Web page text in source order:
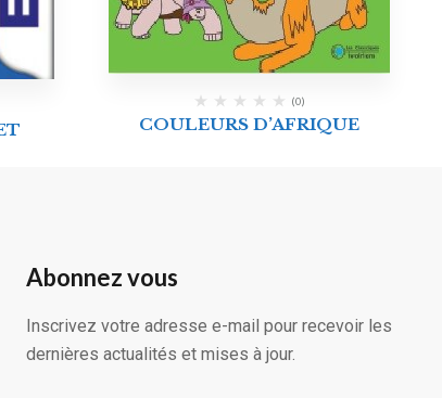
(0)
COULEURS D’AFRIQUE
Abonnez vous
Inscrivez votre adresse e-mail pour recevoir les
dernières actualités et mises à jour.